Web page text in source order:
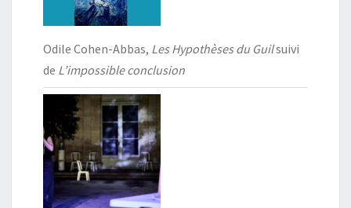
Odile Cohen-Abbas, Les Hypothèses du Guilsuivi
de L’impossible conclusion